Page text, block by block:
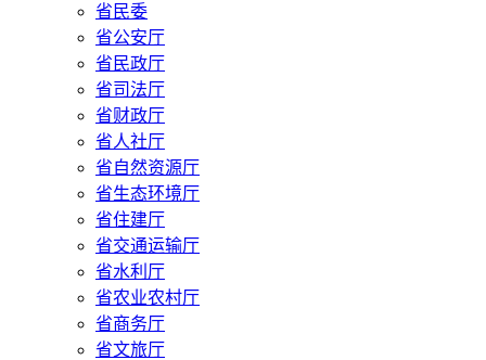
省民委
省公安厅
省民政厅
省司法厅
省财政厅
省人社厅
省自然资源厅
省生态环境厅
省住建厅
省交通运输厅
省水利厅
省农业农村厅
省商务厅
省文旅厅